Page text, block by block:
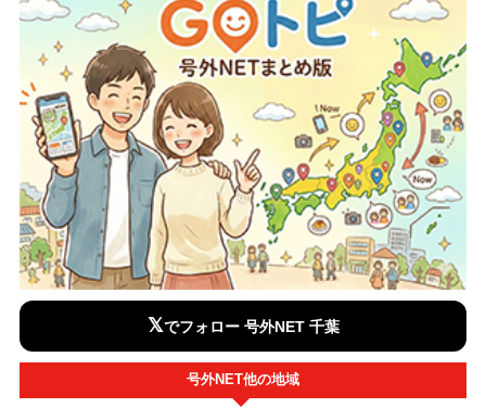
𝕏でフォロー 号外NET 千葉
号外NET他の地域